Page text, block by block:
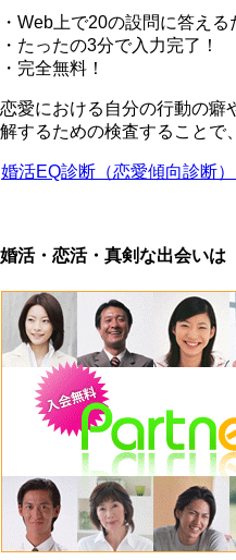
・Web上で20の設問に答える
・たったの3分で入力完了！
・完全無料！
恋愛における自分の行動の癖
解するための検査することで
婚活EQ診断（恋愛傾向診断
婚活・恋活・真剣な出会いは